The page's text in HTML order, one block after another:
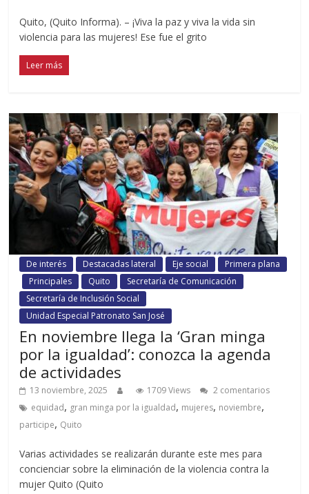
Quito, (Quito Informa). – ¡Viva la paz y viva la vida sin
violencia para las mujeres! Ese fue el grito
Leer más
De interés Destacadas lateral Eje social
Primera plana
Principales
Quito
Secretaría de Comunicación
Secretaría de Inclusión Social
Unidad Especial Patronato San José
En noviembre llega la ‘Gran minga
por la igualdad’: conozca la agenda
de actividades
13 noviembre, 2025 1709 Views
2 comentarios
equidad, gran minga por la igualdad, mujeres, noviembre,
participe, Quito
Varias actividades se realizarán durante este mes para
concienciar sobre la eliminación de la violencia contra la
mujer Quito (Quito